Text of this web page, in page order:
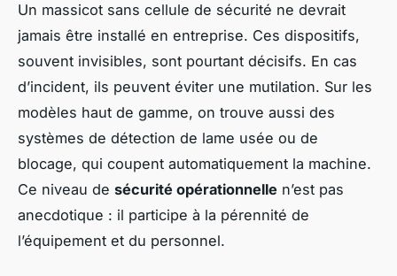
Un massicot sans cellule de sécurité ne devrait
jamais être installé en entreprise. Ces dispositifs,
souvent invisibles, sont pourtant décisifs. En cas
d’incident, ils peuvent éviter une mutilation. Sur les
modèles haut de gamme, on trouve aussi des
systèmes de détection de lame usée ou de
blocage, qui coupent automatiquement la machine.
Ce niveau de sécurité opérationnelle n’est pas
anecdotique : il participe à la pérennité de
l’équipement et du personnel.